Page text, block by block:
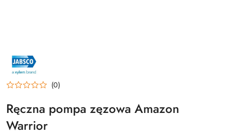
NAZWA
PRODUCENTA:
JABSCO
(0)
Ręczna pompa zęzowa Amazon
Warrior